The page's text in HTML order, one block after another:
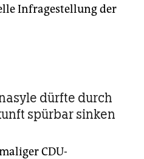
Infragestellung der
dürfte durch
spürbar sinken
CDU-